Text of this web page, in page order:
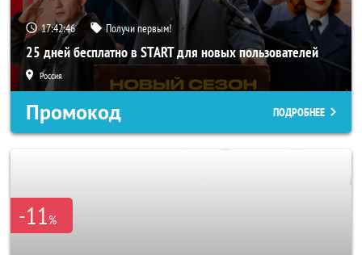
17:42:44 Получи первым!
25 дней бесплатно в START для новых пользователей
Россия
Промокод ПОДРОБНЕЕ
-11%